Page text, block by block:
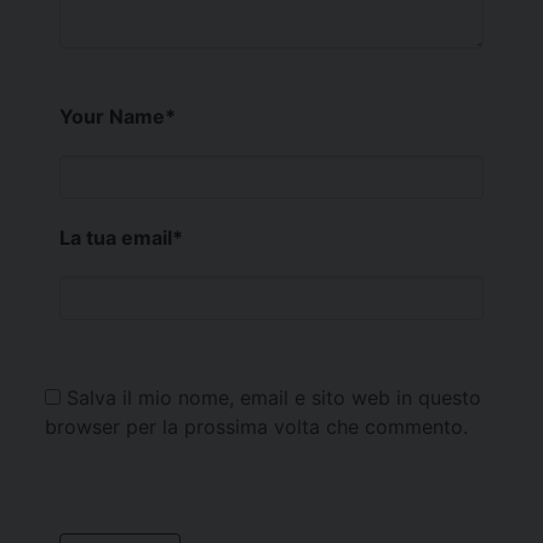
Your Name*
La tua email*
Salva il mio nome, email e sito web in questo
browser per la prossima volta che commento.